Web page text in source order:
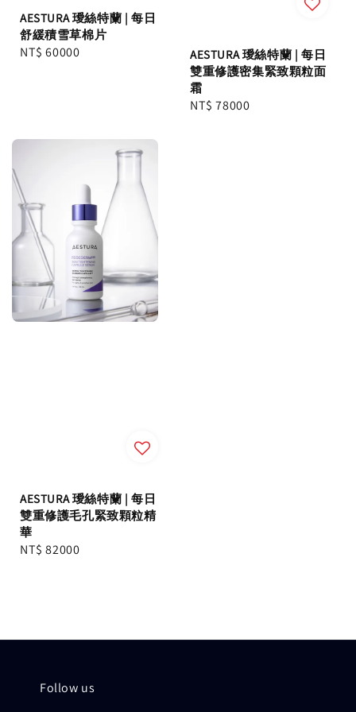
AESTURA 璦絲特蘭 | 每日
舒緩積雪草棉片
Regular
NT$ 60000
AESTURA 璦絲特蘭 | 每日
雙重修護密集緊致顆粒面
霜
Regular
NT$ 78000
AESTURA 璦絲特蘭 | 每日
雙重修護毛孔緊致顆粒精
華
Regular
NT$ 82000
Follow us